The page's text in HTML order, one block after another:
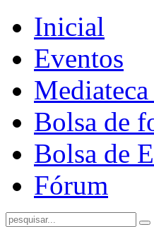
Inicial
Eventos
Bolsa de
Bolsa de
Fórum